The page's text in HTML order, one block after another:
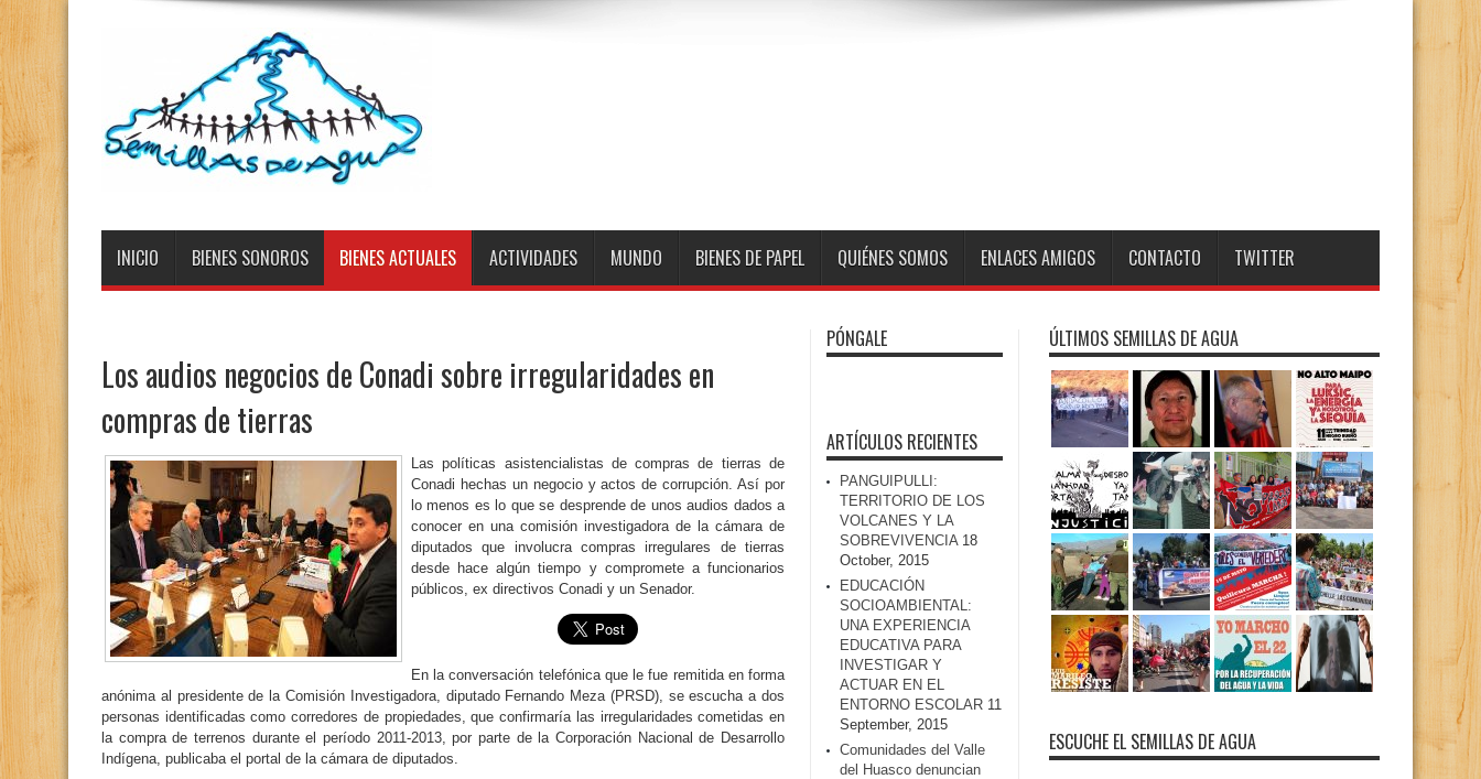
INICIO BIENES SONOROS BIENES ACTUALES ACTIVIDADES MUNDO BIENES DE PAPEL QUIÉNES SOMOS ENLACES AMIGOS CONTACTO TWITTER
Los audios negocios de Conadi sobre irregularidades en
compras de tierras
Las políticas asistencialistas de compras de tierras de
Conadi hechas un negocio y actos de corrupción. Así por
lo menos es lo que se desprende de unos audios dados a
conocer en una comisión investigadora de la cámara de
diputados que involucra compras irregulares de tierras
desde hace algún tiempo y compromete a funcionarios
públicos, ex directivos Conadi y un Senador.
En la conversación telefónica que le fue remitida en forma
anónima al presidente de la Comisión Investigadora, diputado Fernando Meza (PRSD), se escucha a dos
personas identificadas como corredores de propiedades, que confirmaría las irregularidades cometidas en
la compra de terrenos durante el período 2011-2013, por parte de la Corporación Nacional de Desarrollo
Indígena, publicaba el portal de la cámara de diputados.
PÓNGALE
ARTÍCULOS RECIENTES
PANGUIPULLI:
TERRITORIO DE LOS
VOLCANES Y LA
SOBREVIVENCIA 18
October, 2015
EDUCACIÓN
SOCIOAMBIENTAL:
UNA EXPERIENCIA
EDUCATIVA PARA
INVESTIGAR Y
ACTUAR EN EL
ENTORNO ESCOLAR 11
September, 2015
Comunidades del Valle
del Huasco denuncian
ÚLTIMOS SEMILLAS DE AGUA
ESCUCHE EL SEMILLAS DE AGUA